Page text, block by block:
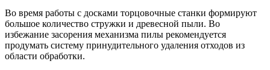
Во время работы с досками торцовочные станки формируют
большое количество стружки и древесной пыли. Во
избежание засорения механизма пилы рекомендуется
продумать систему принудительного удаления отходов из
области обработки.